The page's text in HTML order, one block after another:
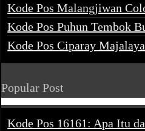
Kode Pos Malangjiwan
Kode Pos Puhun Tembok
Kode Pos Ciparay
Popular Post
Kode Pos 16161: Apa Itu